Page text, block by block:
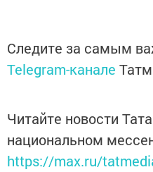
Следите за самым
Telegram-канале
Читайте новости
национальном
https://max.ru/